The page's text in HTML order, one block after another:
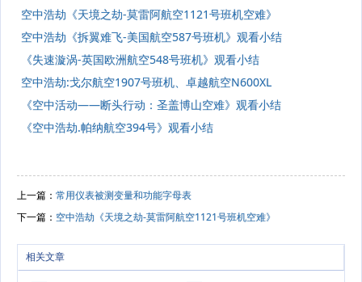
空中浩劫《天境之劫-莫雷阿航空1121号班机空难》
空中浩劫《拆翼难飞-美国航空587号班机》观看小结
《失速漩涡-英国欧洲航空548号班机》观看小结
空中浩劫:戈尔航空1907号班机、卓越航空N600XL
《空中活动——断头行动：圣盖博山空难》观看小结
《空中浩劫.帕纳航空394号》观看小结
上一篇： 常用仪表被测变量和功能字母表
下一篇： 空中浩劫《天境之劫-莫雷阿航空1121号班机空难》
相关文章